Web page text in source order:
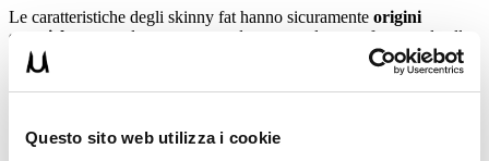
Questo sito web utilizza i cookie
Le caratteristiche degli skinny fat hanno sicuramente origini
genetiche
e sono legate a un quadro ormonale poco favorevole alla
crescita muscolare
Vediamo cosa deve fare uno skinny fat per superare i suoisvantaggi
1. Percentuale di grasso medio-bassa